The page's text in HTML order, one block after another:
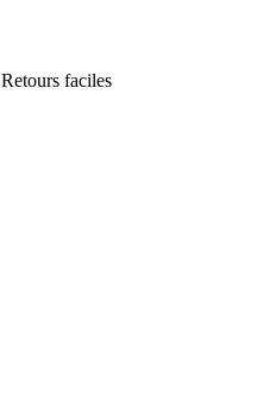
Retours faciles